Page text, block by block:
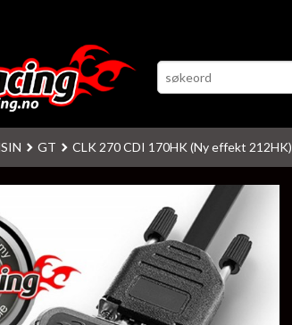
GT CLK 270 CDI 170HK (Ny effekt 212HK)